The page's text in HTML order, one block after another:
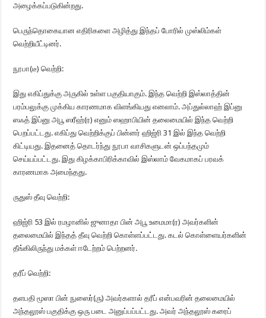
அழைக்கப்படுகின்றது.
பெருந்தொகையான எதிரிகளை அழித்து இந்தப் போரில் முஸ்லிம்கள்
வெற்றியீட்டினர்.
நூபா(டீ) வெற்றி:
இது எகிப்துக்கு அருகில் உள்ள பகுதியாகும். இந்த வெற்றி இஸ்லாத்தின்
பரம்பலுக்கு முக்கிய காரணமாக விளங்கியது எனலாம். அப்துல்லாஹ் இப்னு
ஸஃத் இப்னு அபூ ஸரீஹ்(ர) எனும் ஸஹாபியின் தலைமையில் இந்த வெற்றி
பெறப்பட்டது. எகிப்து வெற்றிக்குப் பின்னர் ஹிஜ்ரி 31 இல் இந்த வெற்றி
கிட்டியது. இதனைத் தொடர்ந்து நூபா வாசிகளுடன் ஒப்பந்தமும்
செய்யப்பட்டது. இது கிழக்காபிரிக்காவில் இஸ்லாம் வேகமாகப் பரவக்
காரணமாக அமைந்தது.
ருதுஸ் தீவு வெற்றி:
ஹிஜ்ரி 53 இல் ரமழானில் ஜுனாதா பின் அபூ உமைமா(ர) அவர்களின்
தலைமையில் இந்தத் தீவு வெற்றி கொள்ளப்பட்டது. கடல் கொள்ளையர்களின்
தீங்கிலிருந்து மக்கள் ஈடேற்றம் பெற்றனர்.
தரீப் வெற்றி:
தளபதி மூஸா பின் நுஸைர்(ரு) அவர்களால் தரீப் என்பவரின் தலைமையில்
அந்தலூஸ் பகுதிக்கு ஒரு படை அனுப்பப்பட்டது. அவர் அந்தலூஸ் கரைப்